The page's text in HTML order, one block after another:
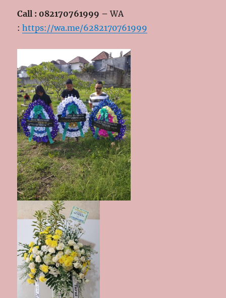
Call : 082170761999 –WA
:https://wa.me/6282170761999